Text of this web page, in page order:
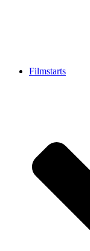
Filmstarts